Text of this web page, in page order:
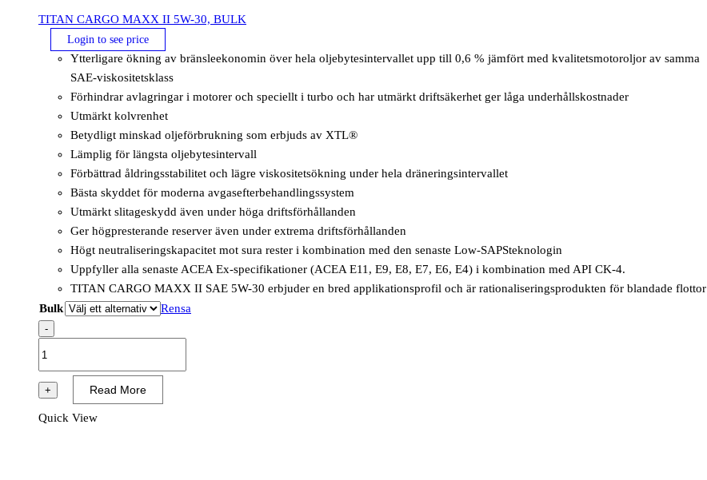
TITAN CARGO MAXX II 5W-30, BULK
Login to see price
Ytterligare ökning av bränsleekonomin över hela oljebytesintervallet upp till 0,6 % jämfört med kvalitetsmotoroljor av samma
SAE-viskositetsklass
Förhindrar avlagringar i motorer och speciellt i turbo och har utmärkt driftsäkerhet ger låga underhållskostnader
Utmärkt kolvrenhet
Betydligt minskad oljeförbrukning som erbjuds av XTL®
Lämplig för längsta oljebytesintervall
Förbättrad åldringsstabilitet och lägre viskositetsökning under hela dräneringsintervallet
Bästa skyddet för moderna avgasefterbehandlingssystem
Utmärkt slitageskydd även under höga driftsförhållanden
Ger högpresterande reserver även under extrema driftsförhållanden
Högt neutraliseringskapacitet mot sura rester i kombination med den senaste Low-SAPSteknologin
Uppfyller alla senaste ACEA Ex-specifikationer (ACEA E11, E9, E8, E7, E6, E4) i kombination med API CK-4.
TITAN CARGO MAXX II SAE 5W-30 erbjuder en bred applikationsprofil och är rationaliseringsprodukten för blandade flottor
Bulk
Rensa
-
MAXX
5W-
+ Read More
Quick View